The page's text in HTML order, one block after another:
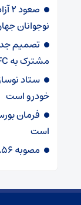
نوجوانان
تصمیم
مشترک به AFC
ستاد
خودرو است
فرمان
است
مصوبه ۸۵۶ شورای رقابت؛ این جاده یک‌طرفه است